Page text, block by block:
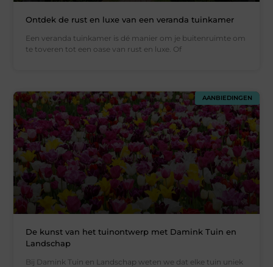
Ontdek de rust en luxe van een veranda tuinkamer
Een veranda tuinkamer is dé manier om je buitenruimte om
te toveren tot een oase van rust en luxe. Of
AANBIEDINGEN
De kunst van het tuinontwerp met Damink Tuin en
Landschap
Bij Damink Tuin en Landschap weten we dat elke tuin uniek